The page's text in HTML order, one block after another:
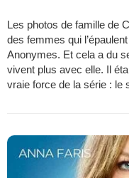
Les photos de famille de
des femmes qui
Anonymes. Et cela a du
vivent plus avec elle. Il
vraie force de la série : le